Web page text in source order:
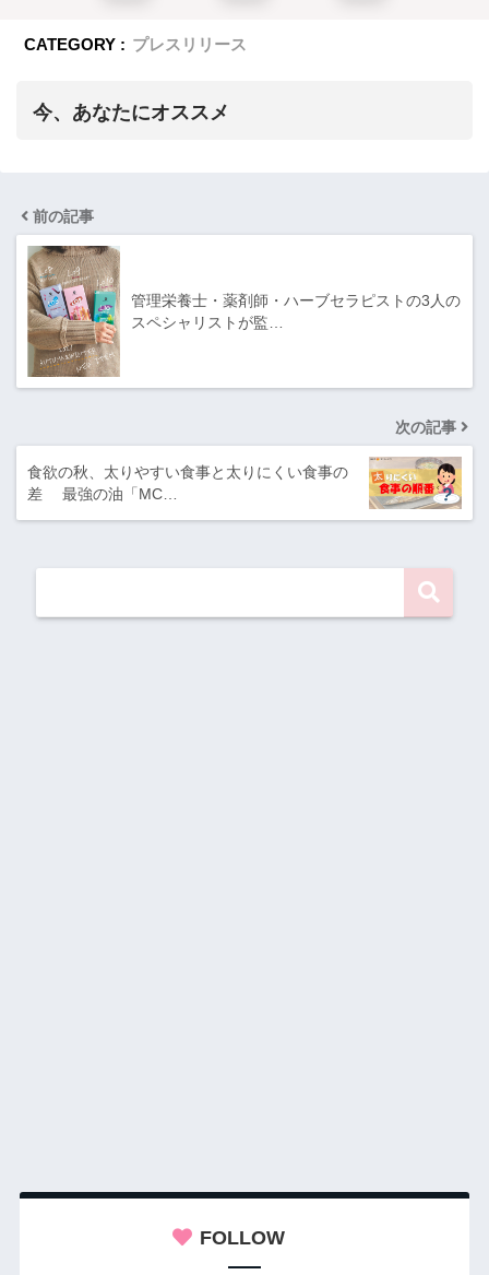
CATEGORY : プレスリリース
今、あなたにオススメ
前の記事
管理栄養士・薬剤師・ハーブセラピストの3人の
スペシャリストが監…
次の記事
食欲の秋、太りやすい食事と太りにくい食事の
差 最強の油「MC…
FOLLOW